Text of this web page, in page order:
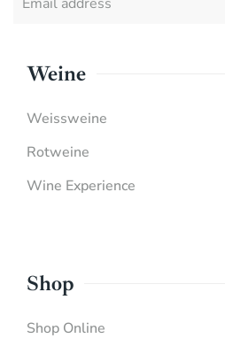
Weine
Weissweine
Rotweine
Wine Experience
Shop
Shop Online